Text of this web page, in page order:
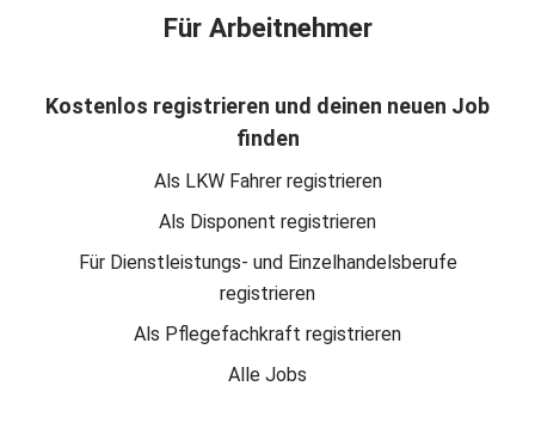
Für Arbeitnehmer
Kostenlos registrieren und deinen neuen Job
finden
Als LKW Fahrer registrieren
Als Disponent registrieren
Für Dienstleistungs- und Einzelhandelsberufe
registrieren
Als Pflegefachkraft registrieren
Alle Jobs